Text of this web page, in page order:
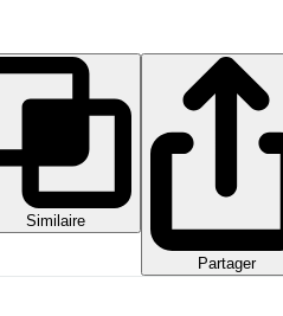
Similaire
Partager